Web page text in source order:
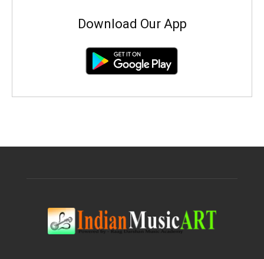
Download Our App